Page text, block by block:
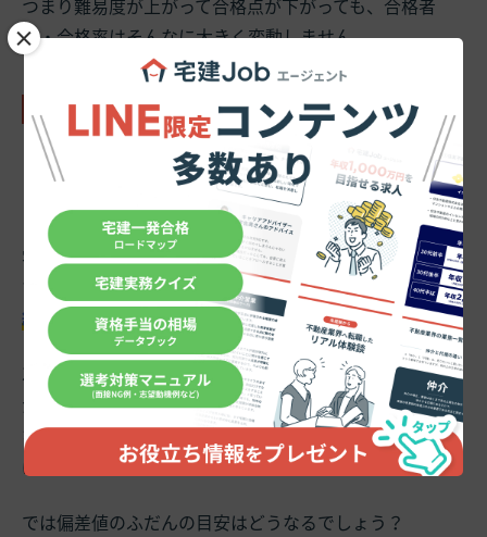
つまり難易度が上がって合格点が下がっても、合格者
数・合格率はそんなに大きく変動しません。
3-3.合格点と偏差値
ここでもう一度合格点と偏差値のことを思い出してみま
宅建試験は「7割・35点取れれば受かる」とよくいいま
す。これは本番の宅建試験というより「普段の模試や答
練で7割・35点取れれば受かる」という意味です。
次回の試験の予想を盛り込んだ最新の答練や模試で35点
が取れていれば、本番で難問が出ても「それはみんなが
なかなか正解できない問題」なので、結果合格ラインに
は到達できるということです。
では偏差値のふだんの目安はどうなるでしょう？
×